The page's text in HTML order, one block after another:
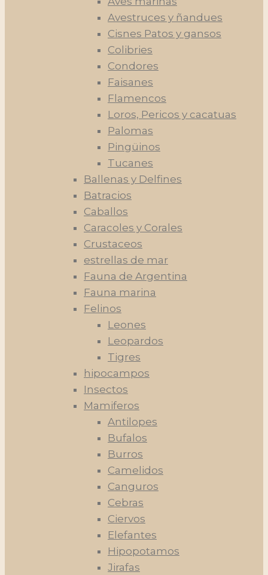
Avestruces y ñandues
Cisnes Patos y gansos
Colibries
Condores
Faisanes
Flamencos
Loros, Pericos y cacatuas
Palomas
Pingüinos
Tucanes
Ballenas y Delfines
Batracios
Caballos
Caracoles y Corales
Crustaceos
estrellas de mar
Fauna de Argentina
Fauna marina
Felinos
Leones
Leopardos
Tigres
hipocampos
Insectos
Mamiferos
Antilopes
Bufalos
Burros
Camelidos
Canguros
Cebras
Ciervos
Elefantes
Hipopotamos
Jirafas